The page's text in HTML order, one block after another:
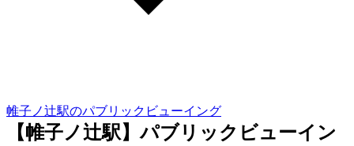
帷子ノ辻駅のパブリックビューイング
【帷子ノ辻駅】パブリックビューイン